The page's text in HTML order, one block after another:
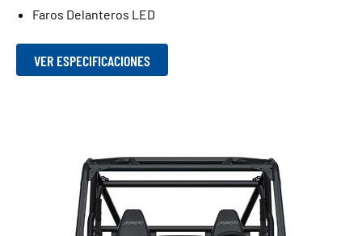
Faros Delanteros LED
VER ESPECIFICACIONES